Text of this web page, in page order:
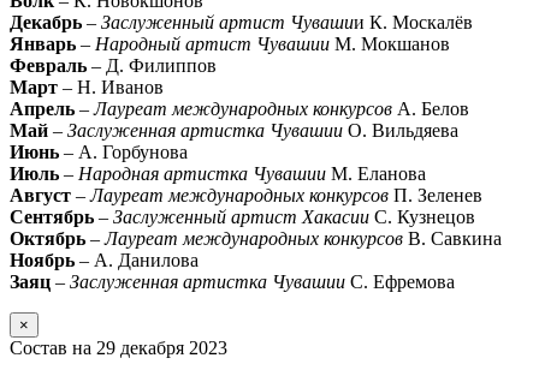
Декабрь – Заслуженный артист Чувашии К. Москалёв
Январь – Народный артист Чувашии М. Мокшанов
Февраль – Д. Филиппов
Март – Н. Иванов
Апрель –Лауреат международных конкурсов А. Белов
Май – Заслуженная артистка Чувашии О. Вильдяева
Июнь – А. Горбунова
Июль – Народная артистка Чувашии М. Еланова
Август –Лауреат международных конкурсов П. Зеленев
Сентябрь – Заслуженный артист Хакасии С. Кузнецов
Октябрь –Лауреат международных конкурсов В. Савкина
Ноябрь – А. Данилова
Заяц – Заслуженная артистка Чувашии С. Ефремова
×
Состав на 29 декабря 2023